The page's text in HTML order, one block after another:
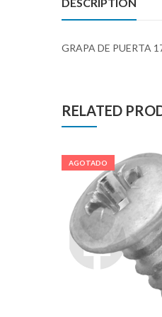
DESCRIPTION
GRAPA DE PUERTA
RELATED
AGOTADO